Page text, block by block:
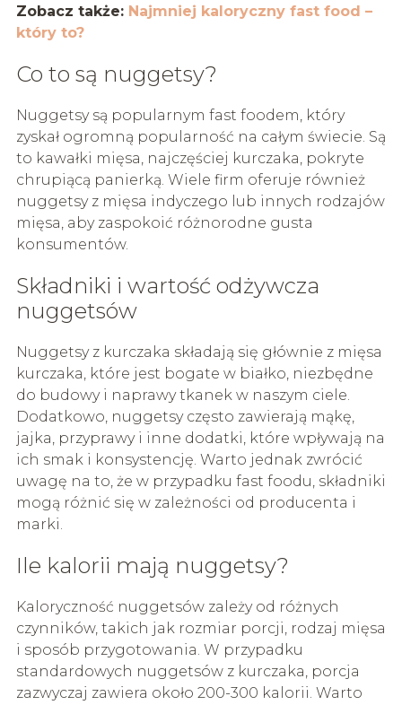
Zobacz także: Najmniej kaloryczny fast food –
który to?
Co to są nuggetsy?
Nuggetsy są popularnym fast foodem, który
zyskał ogromną popularność na całym świecie. Są
to kawałki mięsa, najczęściej kurczaka, pokryte
chrupiącą panierką. Wiele firm oferuje również
nuggetsy z mięsa indyczego lub innych rodzajów
mięsa, aby zaspokoić różnorodne gusta
konsumentów.
Składniki i wartość odżywcza
nuggetsów
Nuggetsy z kurczaka składają się głównie z mięsa
kurczaka, które jest bogate w białko, niezbędne
do budowy i naprawy tkanek w naszym ciele.
Dodatkowo, nuggetsy często zawierają mąkę,
jajka, przyprawy i inne dodatki, które wpływają na
ich smak i konsystencję. Warto jednak zwrócić
uwagę na to, że w przypadku fast foodu, składniki
mogą różnić się w zależności od producenta i
marki.
Ile kalorii mają nuggetsy?
Kaloryczność nuggetsów zależy od różnych
czynników, takich jak rozmiar porcji, rodzaj mięsa
i sposób przygotowania. W przypadku
standardowych nuggetsów z kurczaka, porcja
zazwyczaj zawiera około 200-300 kalorii. Warto